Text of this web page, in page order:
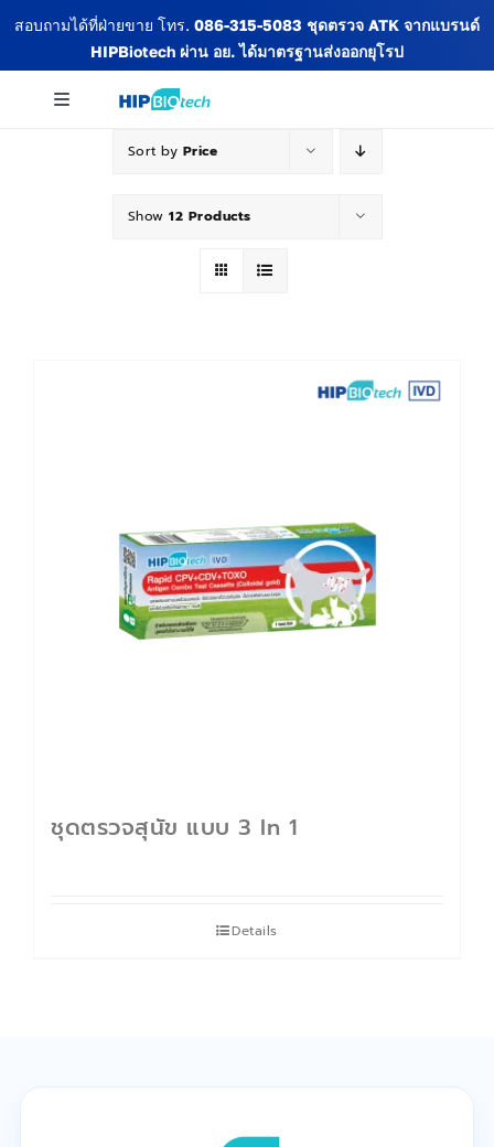
สอบถามได้ที่ฝ่ายขาย โทร. 086-315-5083 ชุดตรวจ ATK จากแบรนด์
HIPBiotech ผ่าน อย. ได้มาตรฐานส่งออกยุโรป
Toggle
Sort by Price
Show 12 Products
ชุดตรวจสุนัข แบบ 3 In 1
Details